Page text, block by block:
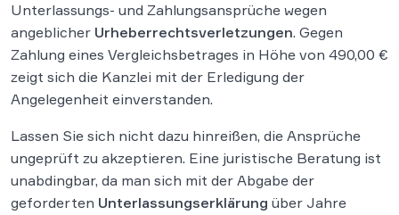
Unterlassungs- und Zahlungsansprüche wegen
angeblicher Urheberrechtsverletzungen. Gegen
Zahlung eines Vergleichsbetrages in Höhe von 490,00 €
zeigt sich die Kanzlei mit der Erledigung der
Angelegenheit einverstanden.
Lassen Sie sich nicht dazu hinreißen, die Ansprüche
ungeprüft zu akzeptieren. Eine juristische Beratung ist
unabdingbar, da man sich mit der Abgabe der
geforderten Unterlassungserklärung über Jahre